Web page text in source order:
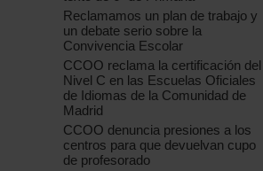
Reclamamos un plan de trabajo y
un debate serio sobre la
Convivencia Escolar
CCOO reclama la certificación del
Nivel C en las Escuelas Oficiales
de Idiomas de la Comunidad de
Madrid
CCOO denuncia presiones a los
centros para que devuelvan cupo
de profesorado